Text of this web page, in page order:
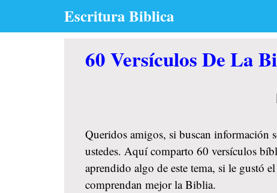
Escritura Biblica
60 Versículos De La
Queridos amigos, si buscan información
ustedes. Aquí comparto 60 versículos
aprendido algo de este tema, si le gustó
comprendan mejor la Biblia.